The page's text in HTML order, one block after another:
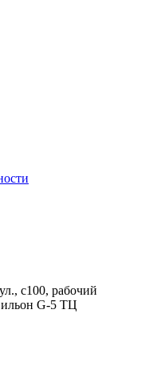
с100, рабочий
G-5 ТЦ